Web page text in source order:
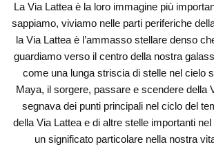
La Via Lattea è la loro immagine più
sappiamo, viviamo nelle parti periferiche
la Via Lattea è l’ammasso stellare denso
guardiamo verso il centro della nostra
come una lunga striscia di stelle nel cielo
Maya, il sorgere, passare e scendere della
segnava dei punti principali nel ciclo del
della Via Lattea e di altre stelle importanti
un significato particolare nella nostra